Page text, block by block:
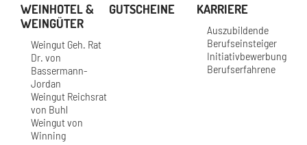
WEINHOTEL &
WEINGÜTER
Weingut Geh. Rat
Dr. von
Bassermann-
Jordan
Weingut Reichsrat
von Buhl
Weingut von
Winning
GUTSCHEINE KARRIERE
Auszubildende
Berufseinsteiger
Initiativbewerbung
Berufserfahrene